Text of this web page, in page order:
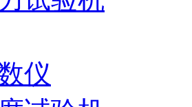
仪